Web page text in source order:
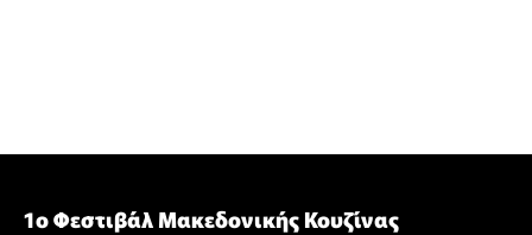
1ο Φεστιβάλ Μακεδονικής Κουζίνας